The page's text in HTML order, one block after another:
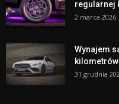
regularnej
2 marca 2026
Wynajem
kilometrów
31 grudnia